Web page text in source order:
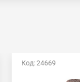
Код: 24669